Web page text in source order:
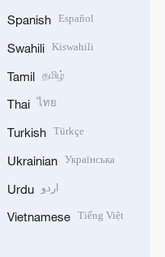
Spanish Español
Swahili Kiswahili
Tamil தமிழ்
Thai ไทย
Turkish Türkçe
Ukrainian Українська
Urdu اردو
Vietnamese Tiếng Việt